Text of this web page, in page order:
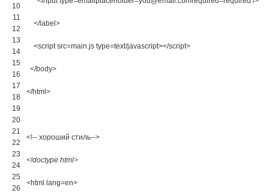
10
11
12
13
14
15
16
17
18
19
20
21
22
23
24
25
26
</label>
<script src=main.js type=text/javascript></script>
</body>
</html>
<!-- хороший стиль-->
<!doctype html>
<html lang=en>